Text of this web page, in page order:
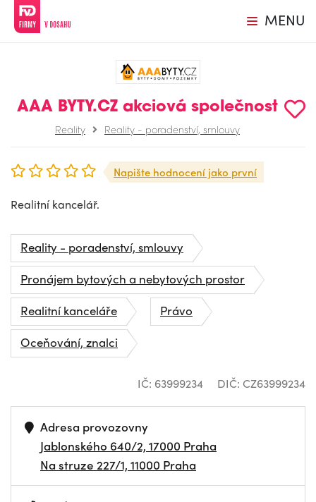
MENU
AAA BYTY.CZ akciová společnost
Reality Reality - poradenství, smlouvy
Napište hodnocení jako první
Realitní kancelář.
Reality - poradenství, smlouvy
Pronájem bytových a nebytových prostor
Realitní kanceláře
Právo
Oceňování, znalci
IČ: 63999234 DIČ: CZ63999234
Adresa provozovny
Jablonského 640/2, 17000 Praha
Na struze 227/1, 11000 Praha